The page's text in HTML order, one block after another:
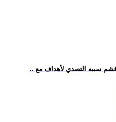
قشم سببه التصدي لأهداف مع